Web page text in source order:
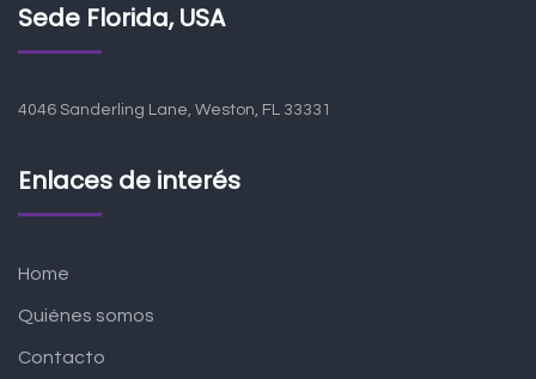
Sede Florida, USA
4046 Sanderling Lane, Weston, FL 33331
Enlaces de interés
Home
Quiénes somos
Contacto